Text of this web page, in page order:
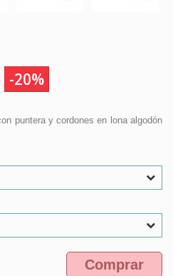
-20%
puntera y cordones en lona algodón
Comprar